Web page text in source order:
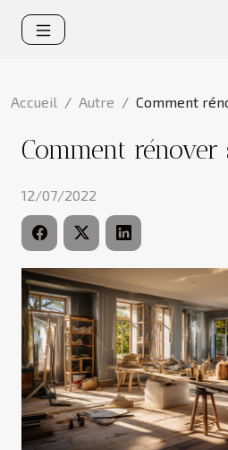
Accueil Autre Comment
Comment rénover
12/07/2022